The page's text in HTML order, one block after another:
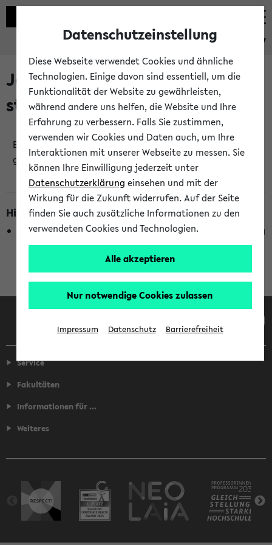
eKVV
Jetzt und in Kürze
stattfindende Veranstaltungen
Es wurden keine jetzt stattfindenden Veranstaltungen
gefunden!
Hinweise zur Liste
Die Anzeige ist semesterübergreifend und nicht abhängig
vom im eKVV gewählten Semester.
Facebook Instagram LinkedIn TikTok
Service
Fakultäten
Informationen für ...
Weiteres
Datenschutzeinstellung
Diese Webseite verwendet Cookies und ähnliche
Technologien. Einige davon sind essentiell, um die
Funktionalität der Website zu gewährleisten,
während andere uns helfen, die Website und Ihre
Erfahrung zu verbessern. Falls Sie zustimmen,
verwenden wir Cookies und Daten auch, um Ihre
Interaktionen mit unserer Webseite zu messen. Sie
können Ihre Einwilligung jederzeit unter
Datenschutzerklärung einsehen und mit der
Wirkung für die Zukunft widerrufen. Auf der Seite
finden Sie auch zusätzliche Informationen zu den
verwendeten Cookies und Technologien.
Alle akzeptieren
Nur notwendige Cookies zulassen
Impressum Datenschutz Barrierefreiheit